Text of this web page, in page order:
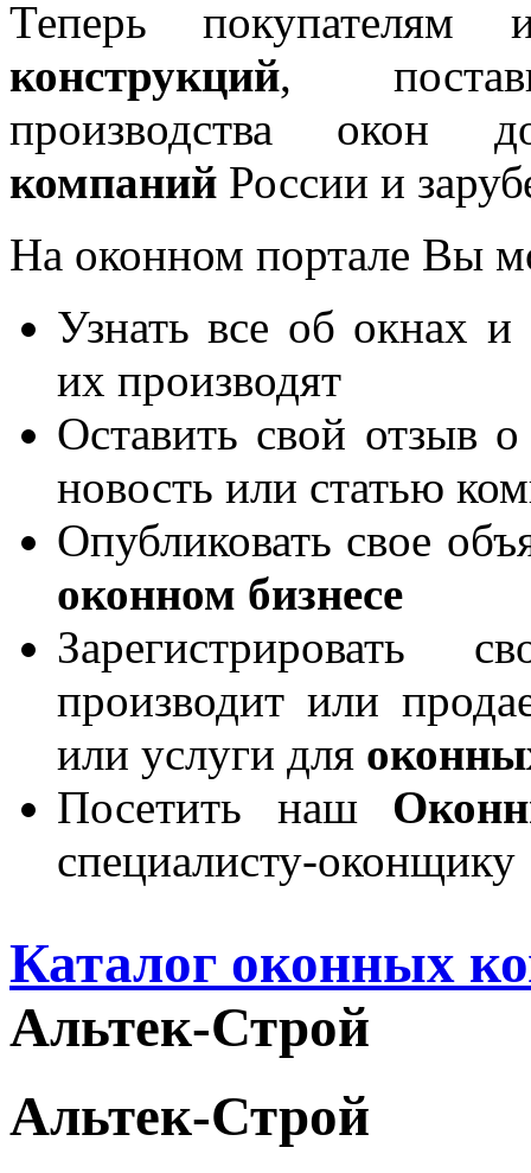
Теперь покупателям
конструкций,
производства окон
компаний России и
На оконном портале Вы
Узнать все об окнах и
их производят
Оставить свой отзыв
новость или статью
Опубликовать свое
оконном бизнесе
производит или
или услуги для
Посетить наш
специалисту-оконщику
Каталог оконных
Альтек-Строй
Альтек-Строй